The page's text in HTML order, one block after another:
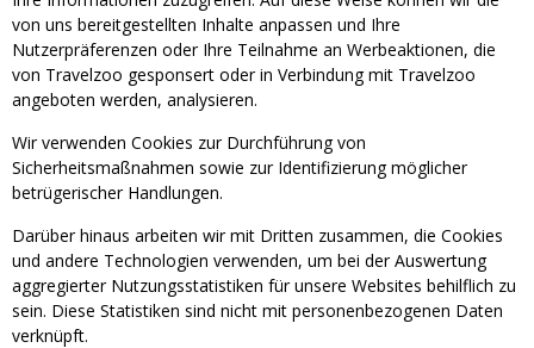
von uns bereitgestellten Inhalte anpassen und Ihre
Nutzerpräferenzen oder Ihre Teilnahme an Werbeaktionen, die
von Travelzoo gesponsert oder in Verbindung mit Travelzoo
angeboten werden, analysieren.
Wir verwenden Cookies zur Durchführung von
Sicherheitsmaßnahmen sowie zur Identifizierung möglicher
betrügerischer Handlungen.
Darüber hinaus arbeiten wir mit Dritten zusammen, die Cookies
und andere Technologien verwenden, um bei der Auswertung
aggregierter Nutzungsstatistiken für unsere Websites behilflich zu
sein. Diese Statistiken sind nicht mit personenbezogenen Daten
verknüpft.